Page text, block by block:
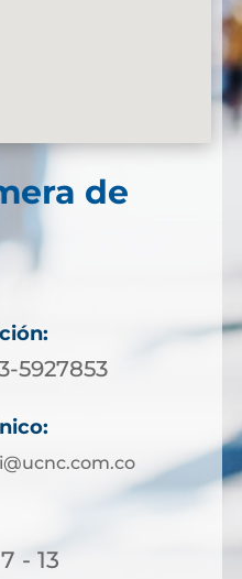
de
5927853
- 13